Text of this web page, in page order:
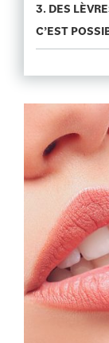
3. DES
C’EST